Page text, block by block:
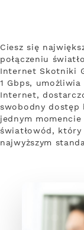
Ciesz się
połączeniu
Internet Skotniki
1 Gbps,
Internet,
swobodny dostęp
jednym
światłowód,
najwyższym